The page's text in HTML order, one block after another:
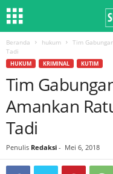
Beranda hukum
Tim
Tadi
HUKUM KRIMINAL KUTIM
Tim
Amankan
Tadi
Penulis Redaksi - Mei 6, 2018